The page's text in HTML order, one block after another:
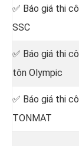
✅ Báo giá thi
SSC
✅ Báo giá thi
tôn Olympic
✅ Báo giá thi
TONMAT